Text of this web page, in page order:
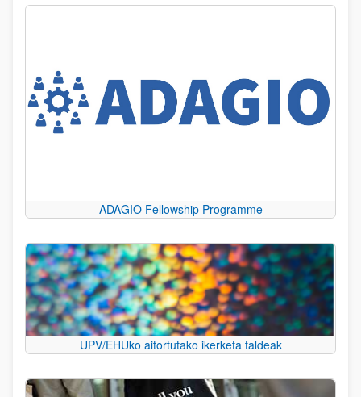
ADAGIO Fellowship Programme
UPV/EHUko aitortutako ikerketa taldeak